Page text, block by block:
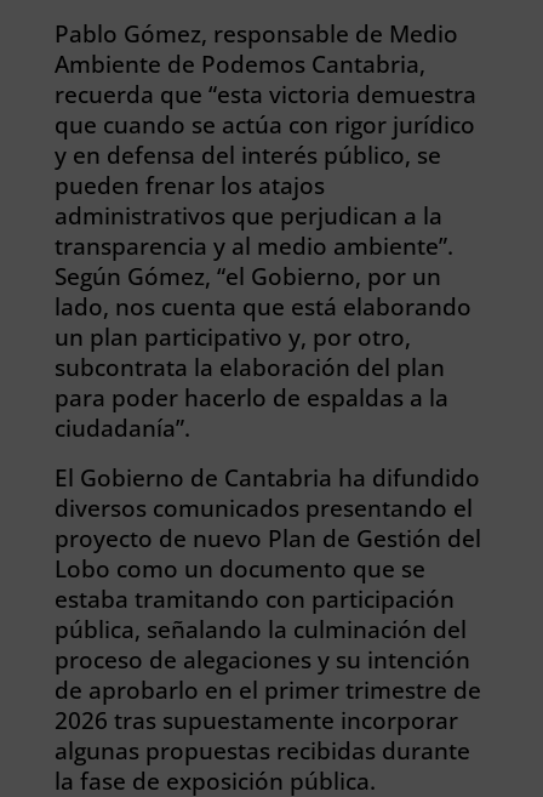
Pablo Gómez, responsable de Medio
Ambiente de Podemos Cantabria,
recuerda que “esta victoria demuestra
que cuando se actúa con rigor jurídico
y en defensa del interés público, se
pueden frenar los atajos
administrativos que perjudican a la
transparencia y al medio ambiente”.
Según Gómez, “el Gobierno, por un
lado, nos cuenta que está elaborando
un plan participativo y, por otro,
subcontrata la elaboración del plan
para poder hacerlo de espaldas a la
ciudadanía”.
El Gobierno de Cantabria ha difundido
diversos comunicados presentando el
proyecto de nuevo Plan de Gestión del
Lobo como un documento que se
estaba tramitando con participación
pública, señalando la culminación del
proceso de alegaciones y su intención
de aprobarlo en el primer trimestre de
2026 tras supuestamente incorporar
algunas propuestas recibidas durante
la fase de exposición pública.